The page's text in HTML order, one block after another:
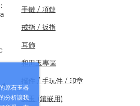
手鏈 / 項鏈
戒指 / 扳指
耳飾
和田玉專區
擺件 / 手玩件 / 印章
裸玉 (鑲嵌用)
原石玉器
分析讓我